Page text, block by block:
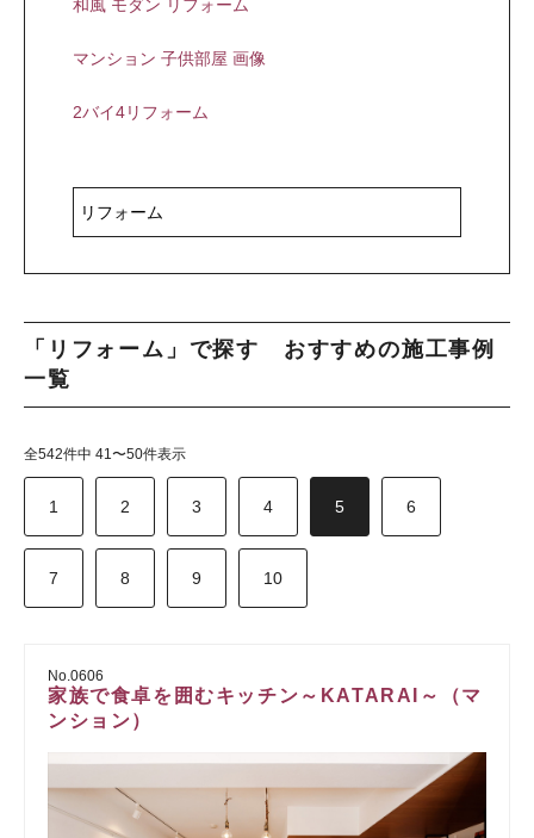
和風 モダン リフォーム
マンション 子供部屋 画像
2バイ4リフォーム
「リフォーム」で探す おすすめの施工事例
一覧
全542件中 41〜50件表示
1 2 3 4 5 6
7 8 9 10
No.0606
家族で食卓を囲むキッチン～KATARAI～（マ
ンション）